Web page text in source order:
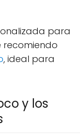
para
recomiendo
, ideal para
y los